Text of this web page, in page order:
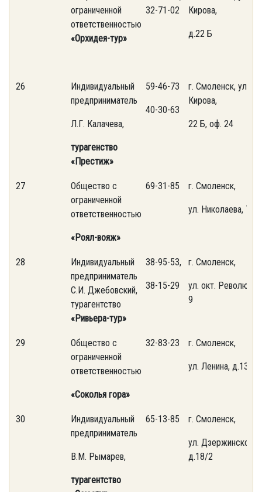
ограниченной
ответственностью
«Орхидея-тур»
32-71-02
Кирова,
д.22 Б
26
Индивидуальный
предприниматель
Л.Г. Калачева,
турагенство
«Престиж»
59-46-73
40-30-63
г. Смоленск, ул.
Кирова,
22 Б, оф. 24
27
Общество с
ограниченной
ответственностью
«Роял-вояж»
69-31-85 г. Смоленск,
ул. Николаева, 7
28
Индивидуальный
предприниматель
С.И. Джебовский,
турагентство
«Ривьера-тур»
38-95-53,
38-15-29
г. Смоленск,
ул. окт.
9
29
Общество с
ограниченной
ответственностью
«Соколья гора»
32-83-23 г. Смоленск,
ул. Ленина, д.13а
30
Индивидуальный
предприниматель
В.М. Рымарев,
турагентство
65-13-85 г. Смоленск,
ул. Дзержинского,
д.18/2